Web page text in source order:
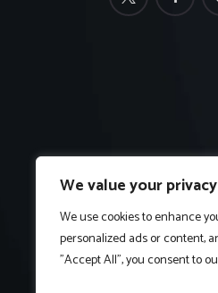
We value your privacy
We use cookies to enhance
personalized ads or content,
"Accept All", you consent to